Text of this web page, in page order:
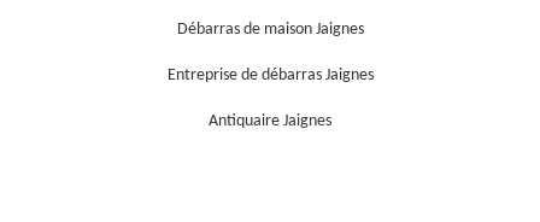
Débarras de maison Jaignes
Entreprise de débarras Jaignes
Antiquaire Jaignes